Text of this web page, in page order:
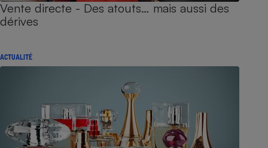
Vente directe - Des atouts… mais aussi des
dérives
ACTUALITÉ